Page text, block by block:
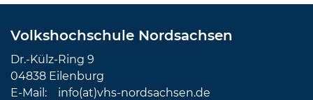
Volkshochschule Nordsachsen
Dr.-Külz-Ring 9
04838 Eilenburg
E-Mail: info(at)vhs-nordsachsen.de